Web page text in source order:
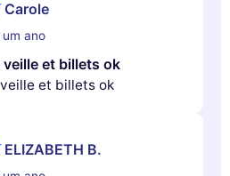
Carole
ano
et billets ok
et billets ok
ELIZABETH B.